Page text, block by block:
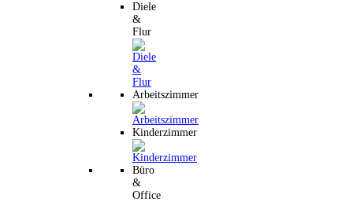
Diele
&
Flur
Arbeitszimmer
Kinderzimmer
Büro
&
Office